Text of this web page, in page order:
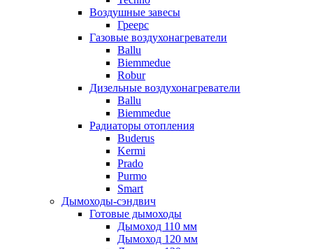
Воздушные завесы
Греерс
Газовые воздухонагреватели
Ballu
Biemmedue
Robur
Дизельные воздухонагреватели
Ballu
Biemmedue
Радиаторы отопления
Buderus
Kermi
Prado
Purmo
Smart
Дымоходы-сэндвич
Готовые дымоходы
Дымоход 110 мм
Дымоход 120 мм